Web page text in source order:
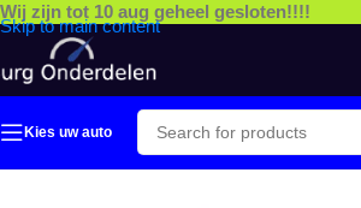
Skip to main content
Wij zijn tot 10 aug geheel gesloten!!!!
Kies uw auto